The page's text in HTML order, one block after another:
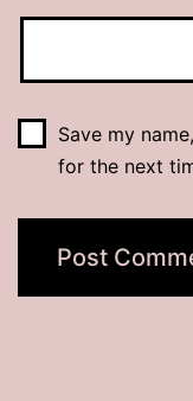
Save my
for the next